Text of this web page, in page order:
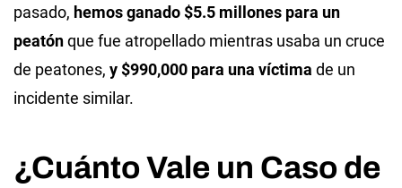
pasado, hemos ganado $5.5 millones para un
peatónque fue atropellado mientras usaba un cruce
de peatones, y $990,000 para una víctima de un
incidente similar.
¿Cuánto Vale un Caso de